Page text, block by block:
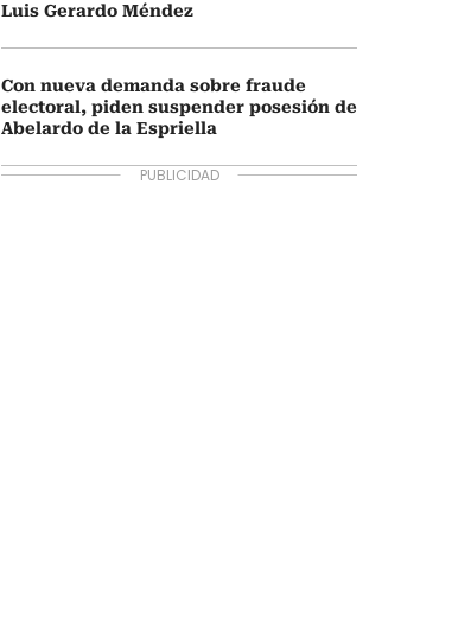
Luis Gerardo Méndez
Con nueva demanda sobre fraude
electoral, piden suspender posesión de
Abelardo de la Espriella